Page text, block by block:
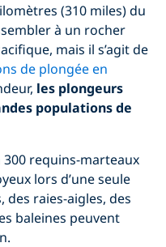
(310 miles) du
à un rocher
mais il s’agit de
de plongée en
les plongeurs
populations de
300 requins-marteaux
lors d’une seule
des raies-aigles, des
baleines peuvent